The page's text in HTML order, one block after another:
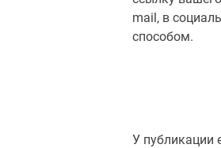
mail, в
способом.
У публикации